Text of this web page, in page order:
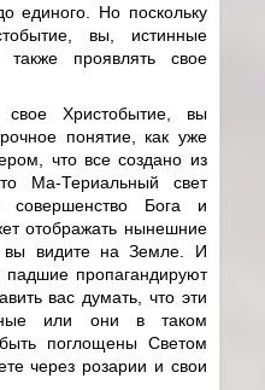
единого. Но поскольку
вы, истинные
проявлять свое
Христобытие, вы
понятие, как уже
что все создано из
Ма-Териальный свет
совершенство Бога и
отображать нынешние
вы видите на Земле. И
падшие пропагандируют
вас думать, что эти
или они в таком
поглощены Светом
через розарии и свои